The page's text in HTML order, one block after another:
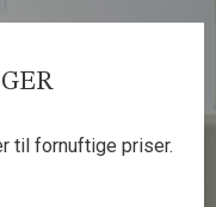
til fornuftige priser.